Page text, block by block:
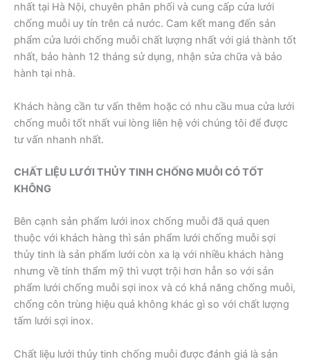
nhất tại Hà Nội, chuyên phân phối và cung cấp cửa lưới
chống muỗi uy tín trên cả nước. Cam kết mang đến sản
phẩm cửa lưới chống muỗi chất lượng nhất với giá thành tốt
nhất, bảo hành 12 tháng sử dụng, nhận sửa chữa và bảo
hành tại nhà.
Khách hàng cần tư vấn thêm hoặc có nhu cầu mua cửa lưới
chống muỗi tốt nhất vui lòng liên hệ với chúng tôi để được
tư vấn nhanh nhất.
CHẤT LIỆU LƯỚI THỦY TINH CHỐNG MUỖI CÓ TỐT
KHÔNG
Bên cạnh sản phẩm lưới inox chống muỗi đã quá quen
thuộc với khách hàng thì sản phẩm lưới chống muỗi sợi
thủy tinh là sản phẩm lưới còn xa lạ với nhiều khách hàng
nhưng về tính thẩm mỹ thì vượt trội hơn hẳn so với sản
phẩm lưới chống muỗi sợi inox và có khả năng chống muỗi,
chống côn trùng hiệu quả không khác gì so với chất lượng
tấm lưới sợi inox.
Chất liệu lưới thủy tinh chống muỗi được đánh giá là sản